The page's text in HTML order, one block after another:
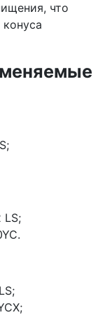
что
LS;